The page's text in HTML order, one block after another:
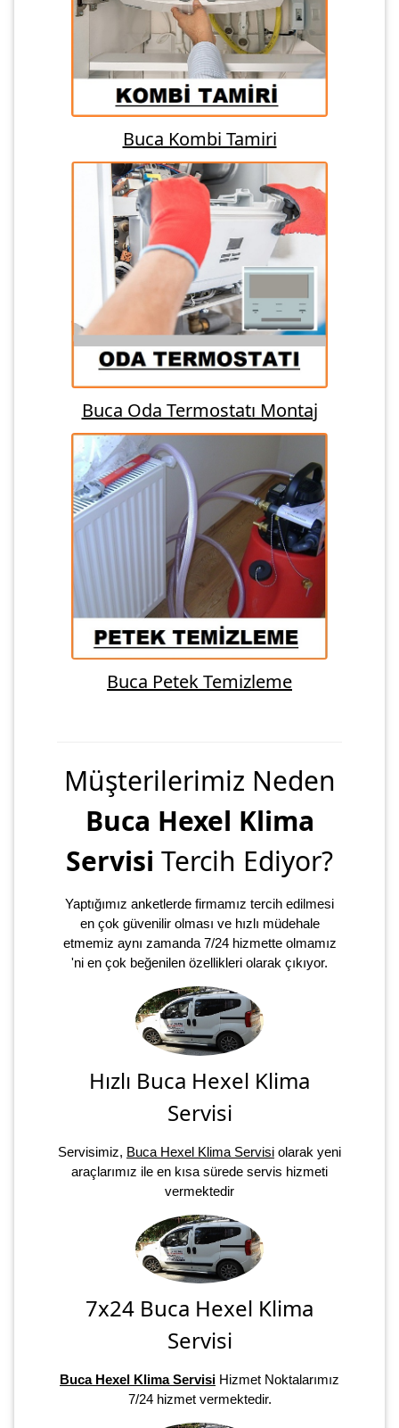
Buca Kombi Tamiri
Buca Oda Termostatı Montaj
Buca Petek Temizleme
Müşterilerimiz Neden
Buca Hexel Klima
Servisi Tercih Ediyor?
Yaptığımız anketlerde firmamız tercih edilmesi
en çok güvenilir olması ve hızlı müdehale
etmemiz aynı zamanda 7/24 hizmette olmamız
'ni en çok beğenilen özellikleri olarak çıkıyor.
Hızlı Buca Hexel Klima
Servisi
Servisimiz, Buca Hexel Klima Servisi olarak yeni
araçlarımız ile en kısa sürede servis hizmeti
vermektedir
7x24 Buca Hexel Klima
Servisi
Buca Hexel Klima Servisi Hizmet Noktalarımız
7/24 hizmet vermektedir.